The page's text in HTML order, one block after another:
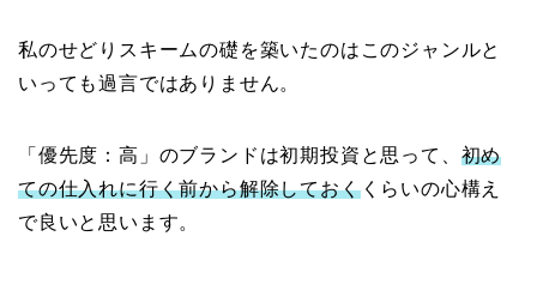
私のせどりスキームの礎を築いたのはこのジャンルと
いっても過言ではありません。
「優先度：高」のブランドは初期投資と思って、 初め
ての仕入れに行く前から解除しておくくらいの心構え
で良いと思います。